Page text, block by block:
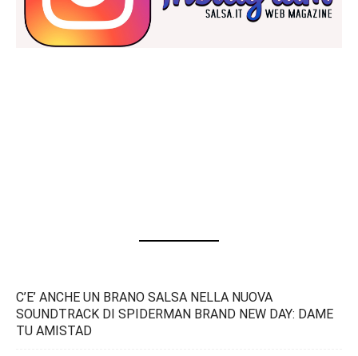
C’E’ ANCHE UN BRANO SALSA NELLA NUOVA
SOUNDTRACK DI SPIDERMAN BRAND NEW DAY: DAME
TU AMISTAD